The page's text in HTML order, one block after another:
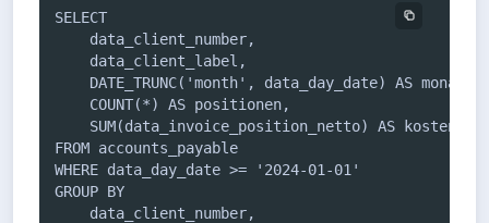
SELECT
    data_client_number,
    data_client_label,
    DATE_TRUNC('month', data_day_date) AS monat,
    COUNT(*) AS positionen,
SUM(data_invoice_position_netto) AS
FROM accounts_payable
WHERE data_day_date >= '2024-01-01'
GROUP BY
    data_client_number,